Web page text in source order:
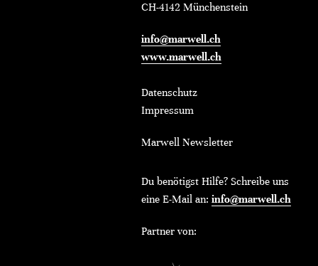
CH-4142 Münchenstein
info@marwell.ch
www.marwell.ch
Datenschutz
Impressum
Marwell Newsletter
Du benötigst Hilfe? Schreibe uns
eine E-Mail an: info@marwell.ch
Partner von: